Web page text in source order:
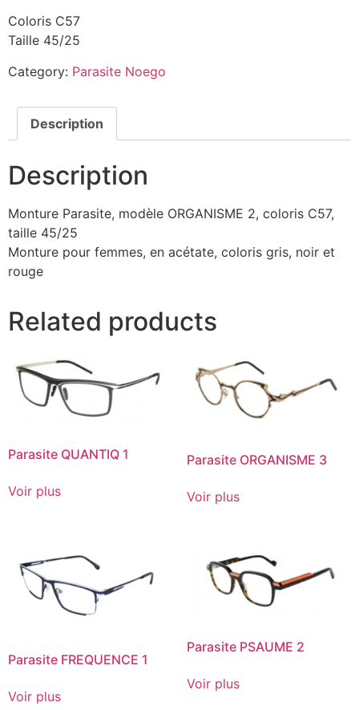
Coloris C57
Taille 45/25
Category: Parasite Noego
Description
Description
Monture Parasite, modèle ORGANISME 2, coloris C57,
taille 45/25
Monture pour femmes, en acétate, coloris gris, noir et
rouge
Related products
Parasite QUANTIQ 1
Voir plus
Parasite ORGANISME 3
Voir plus
Parasite FREQUENCE 1
Voir plus
Parasite PSAUME 2
Voir plus